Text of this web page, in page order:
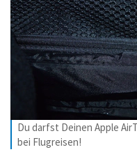
Du darfst Deinen Apple
bei Flugreisen!